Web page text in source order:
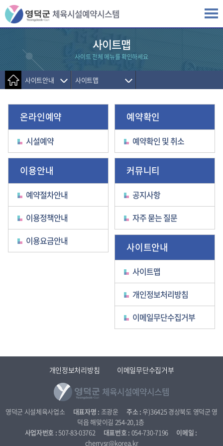
주메뉴 바로가기
본문 바로가기
체육시설예약시스템
사이트맵
사이트 전체 메뉴를 확인하세요
사이트안내 사이트맵
온라인예약
시설예약
예약확인
예약확인 및 취소
이용안내
예약절차안내
이용정책안내
이용요금안내
커뮤니티
공지사항
자주 묻는 질문
사이트안내
사이트맵
개인정보처리방침
이메일무단수집거부
개인정보처리방침 이메일무단수집거부
체육시설예약시스템
영덕군 시설체육사업소 대표자명 : 조광운 주소 : 우)36425 경상북도 영덕군 영
덕읍 해맞이길 254-20,1층
사업자번호 : 507-83-03762 대표번호 : 054-730-7196 이메일 :
cherrysr@korea.kr